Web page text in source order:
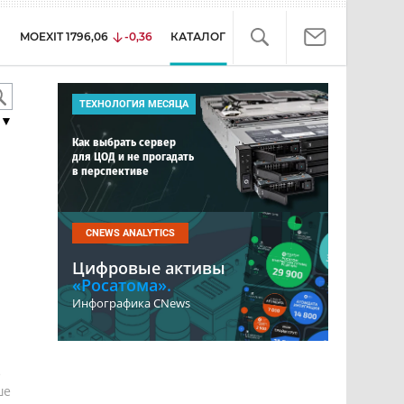
MOEXIT 1796,06 -0,36 КАТАЛОГ
ТЕХНОЛОГИЯ МЕСЯЦА
Как выбрать сервер
для ЦОД и не прогадать
в перспективе
CNEWS ANALYTICS
Цифровые активы
«Росатома».
Инфографика CNews